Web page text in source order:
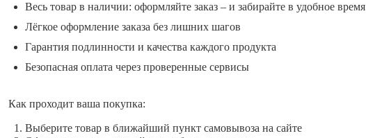
Весь товар в наличии: оформляйте заказ – и забирайте в удобное время
Лёгкое оформление заказа без лишних шагов
Гарантия подлинности и качества каждого продукта
Безопасная оплата через проверенные сервисы
Как проходит ваша покупка:
Выберите товар в ближайший пункт самовывоза на сайте